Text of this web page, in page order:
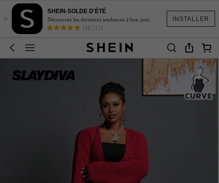
INSTALLER
×
SHEIN-SOLDE D'ÉTÉ
Découvrez les dernières tendances à bon prix.
(18,717)